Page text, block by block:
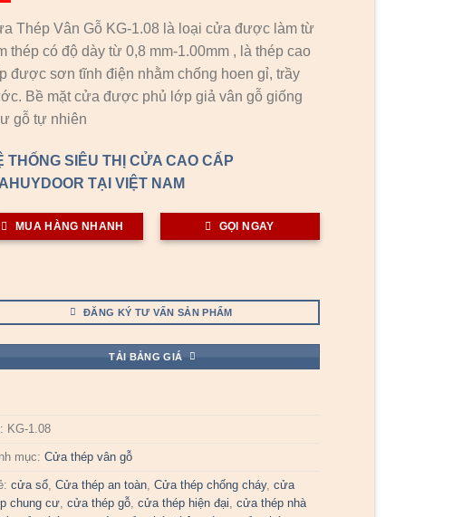
Thép Vân Gỗ KG-1.08 là loại cửa được làm từ
thép có độ dày từ 0,8 mm-1.00mm , là thép cao
được sơn tĩnh điện nhằm chống hoen gỉ, trầy
Bề mặt cửa được phủ lớp giả vân gỗ giống
gỗ tự nhiên
THỐNG SIÊU THỊ CỬA CAO CẤP
TẠI VIỆT NAM
MUA HÀNG NHANH GỌI NGAY
ĐĂNG KÝ TƯ VẤN SẢN PHẨM
TẢI BẢNG GIÁ
KG-1.08
mục:Cửa thép vân gỗ
cửa sổ,Cửa thép an toàn,Cửa thép chống cháy,cửa
chung cư,cửa thép gỗ,cửa thép hiện đại,cửa thép nhà